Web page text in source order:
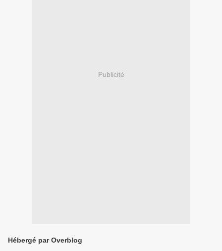
Publicité
Hébergé par Overblog